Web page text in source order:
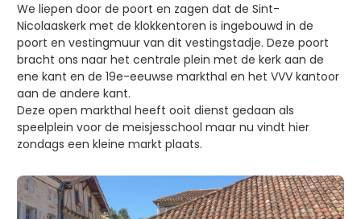
We liepen door de poort en zagen dat de Sint-
Nicolaaskerk met de klokkentoren is ingebouwd in de
poort en vestingmuur van dit vestingstadje. Deze poort
bracht ons naar het centrale plein met de kerk aan de
ene kant en de 19e-eeuwse markthal en het VVV kantoor
aan de andere kant.
Deze open markthal heeft ooit dienst gedaan als
speelplein voor de meisjesschool maar nu vindt hier
zondags een kleine markt plaats.